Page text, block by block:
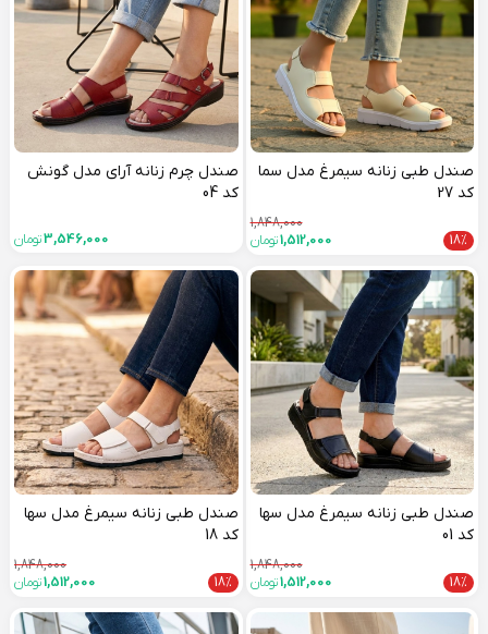
صندل طبی زنانه سیمرغ مدل سما
کد 27
1,848,000
18%
1,512,000تومان
صندل چرم زنانه آرای مدل گونش
کد 04
3,546,000تومان
صندل طبی زنانه سیمرغ مدل سها
کد 01
1,848,000
18%
1,512,000تومان
صندل طبی زنانه سیمرغ مدل سها
کد 18
1,848,000
18%
1,512,000تومان